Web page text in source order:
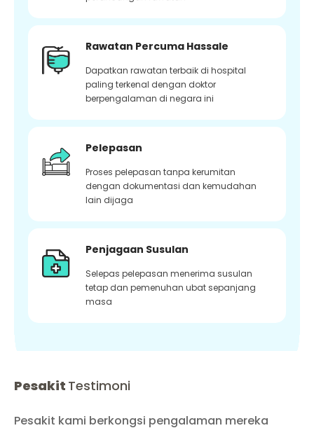
Rawatan Percuma Hassale
Dapatkan rawatan terbaik di hospital
paling terkenal dengan doktor
berpengalaman di negara ini
Pelepasan
Proses pelepasan tanpa kerumitan
dengan dokumentasi dan kemudahan
lain dijaga
Penjagaan Susulan
Selepas pelepasan menerima susulan
tetap dan pemenuhan ubat sepanjang
masa
Pesakit Testimoni
Pesakit kami berkongsi pengalaman mereka